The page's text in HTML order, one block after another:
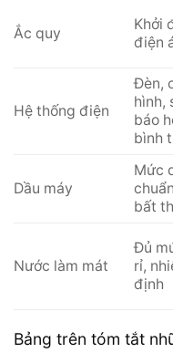
Ắc quy
Khởi
điện
Hệ thống điện
Đèn,
hình,
báo
bình
Dầu máy
Mức
bất
Nước làm mát
Đủ
rỉ,
định
Bảng trên tóm tắt